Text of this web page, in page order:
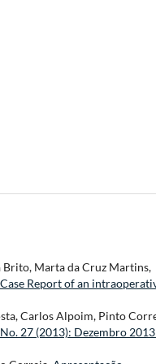
Brito, Marta da Cruz Martins,
Report of an
Carlos Alpoim, Pinto
27 (2013): Dezembro